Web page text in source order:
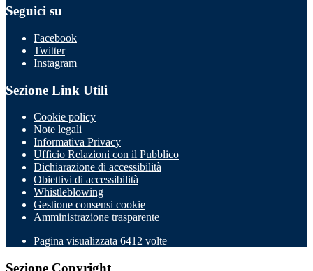
Seguici su
Facebook
Twitter
Instagram
Sezione Link Utili
Cookie policy
Note legali
Informativa Privacy
Ufficio Relazioni con il Pubblico
Dichiarazione di accessibilità
Obiettivi di accessibilità
Whistleblowing
Gestione consensi cookie
Amministrazione trasparente
Pagina visualizzata 6412 volte
Sezione Copyright